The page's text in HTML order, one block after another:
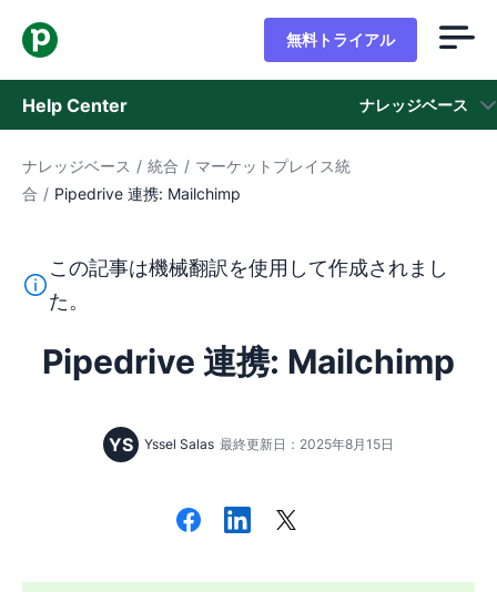
無料トライアル
Help Center ナレッジベース
ナレッジベース
サポートに問い合わせる
ナレッジベース / 統合 / マーケットプレイス統
合 / Pipedrive 連携: Mailchimp
このテキストは機械翻訳ツールを使用して英語から翻訳
この記事は機械翻訳を使用して作成されまし
た。
Pipedrive 連携: Mailchimp
YS Yssel Salas 最終更新日：2025年8月15日